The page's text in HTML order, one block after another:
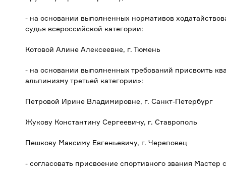
- на основании выполненных нормативов
судья всероссийской категории:
Котовой Алине Алексеевне, г. Тюмень
- на основании выполненных требований присвоить
альпинизму третьей категории»:
Петровой Ирине Владимировне, г. Санкт-Петербург
Жукову Константину Сергеевичу, г. Ставрополь
Пешкову Максиму Евгеньевичу, г. Череповец
- согласовать присвоение спортивного звания